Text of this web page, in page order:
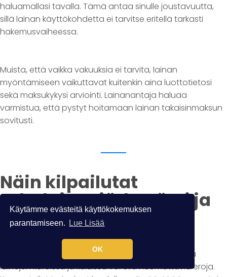
Käytämme evästeitä käyttökokemuksen
parantamiseen.
Lue Lisää
OK
haluamallasi tavalla. Tämä antaa sinulle joustavuutta,
sillä lainan käyttökohdetta ei tarvitse eritellä tarkasti
hakemusvaiheessa.
Muista, että vaikka vakuuksia ei tarvita, lainan
myöntämiseen vaikuttavat kuitenkin aina luottotietosi
sekä maksukykysi arviointi. Lainanantaja haluaa
varmistua, että pystyt hoitamaan lainan takaisinmaksun
sovitusti.
Näin kilpailutat
rahalainat järkevästi ja
säästät selvää rahaa
Rahalaina netistä kannattaa aina kilpailuttaa, sillä
lainojen koroissa ja kuluissa voi olla huomattavia eroja.